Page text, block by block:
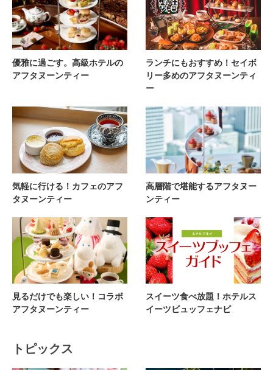
優雅に過ごす。高級ホテルの
アフタヌーンティー
ランチにもおすすめ！セイボ
リー多めのアフタヌーンティ
ー
気軽に行ける！カフェのアフ
タヌーンティー
高層階で堪能するアフタヌー
ンティー
見るだけでも楽しい！コラボ
アフタヌーンティー
スイーツ食べ放題！ホテルス
イーツビュッフェナビ
トピックス